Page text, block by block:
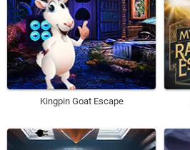
Kingpin Goat Escape